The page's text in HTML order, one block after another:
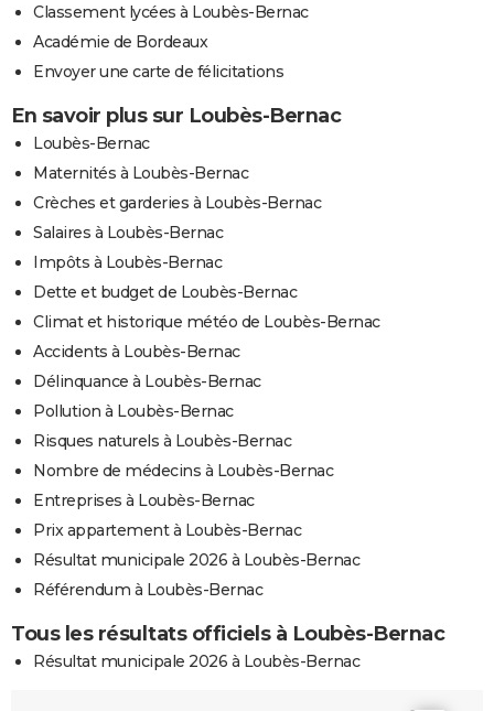
Classement lycées à Loubès-Bernac
Académie de Bordeaux
Envoyer une carte de félicitations
En savoir plus sur Loubès-Bernac
Loubès-Bernac
Maternités à Loubès-Bernac
Crèches et garderies à Loubès-Bernac
Salaires à Loubès-Bernac
Impôts à Loubès-Bernac
Dette et budget de Loubès-Bernac
Climat et historique météo de Loubès-Bernac
Accidents à Loubès-Bernac
Délinquance à Loubès-Bernac
Pollution à Loubès-Bernac
Risques naturels à Loubès-Bernac
Nombre de médecins à Loubès-Bernac
Entreprises à Loubès-Bernac
Prix appartement à Loubès-Bernac
Résultat municipale 2026 à Loubès-Bernac
Référendum à Loubès-Bernac
Tous les résultats officiels à Loubès-Bernac
Résultat municipale 2026 à Loubès-Bernac